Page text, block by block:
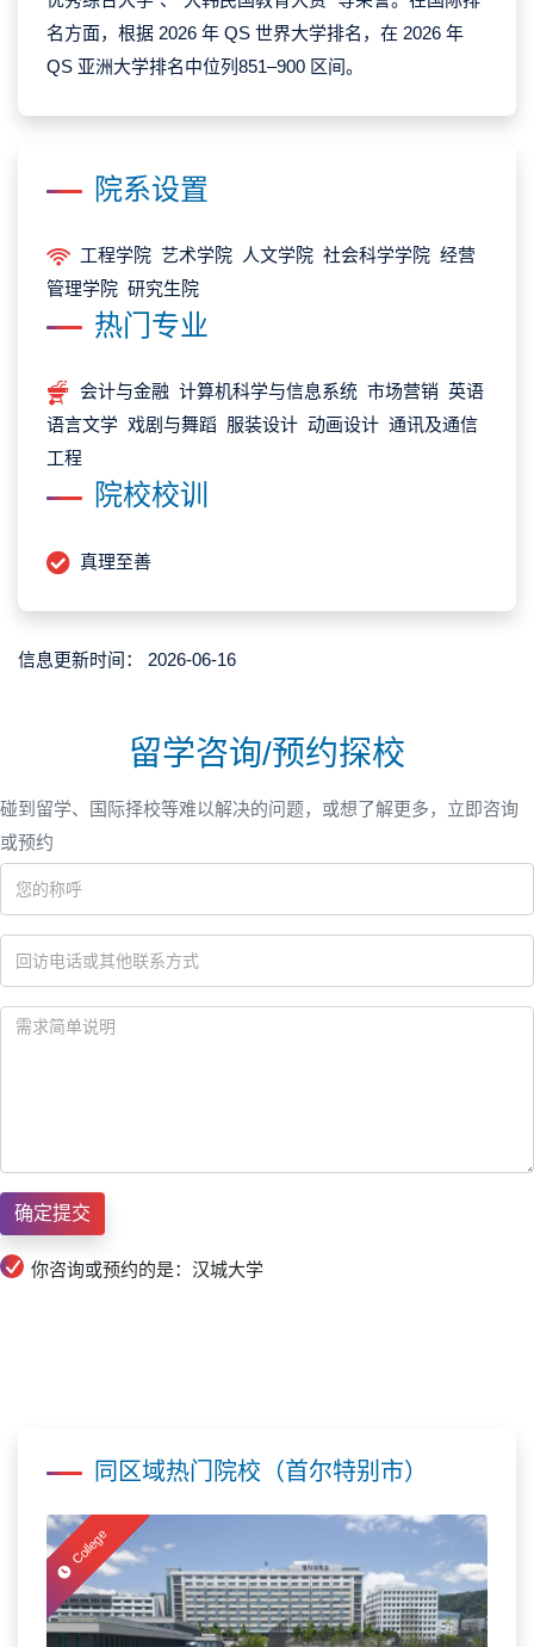
名方面，根据 2026 年 QS 世界大学排名，在 2026 年
QS 亚洲大学排名中位列851–900 区间。
院系设置
工程学院 艺术学院 人文学院 社会科学学院 经营
管理学院 研究生院
热门专业
会计与金融 计算机科学与信息系统 市场营销 英语
语言文学 戏剧与舞蹈 服装设计 动画设计 通讯及通信
工程
院校校训
真理至善
信息更新时间： 2026-06-16
留学咨询/预约探校
碰到留学、国际择校等难以解决的问题，或想了解更多，立即咨询
或预约
你咨询或预约的是：汉城大学
同区域热门院校（首尔特别市）
College